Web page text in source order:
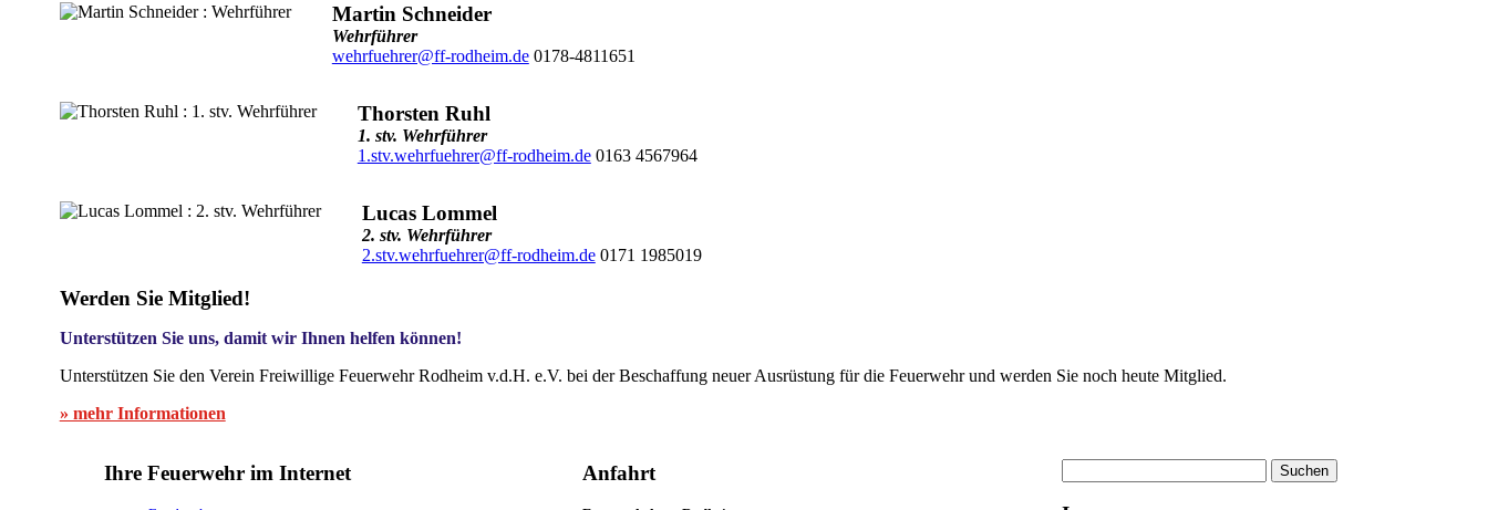
Martin Schneider
Wehrführer
wehrfuehrer@ff-rodheim.de0178-4811651
Thorsten Ruhl
1. stv. Wehrführer
1.stv.wehrfuehrer@ff-rodheim.de0163 4567964
Lucas Lommel
2. stv. Wehrführer
2.stv.wehrfuehrer@ff-rodheim.de0171 1985019
Werden Sie Mitglied!
Unterstützen Sie uns, damit wir Ihnen helfen können!
Unterstützen Sie den Verein Freiwillige Feuerwehr Rodheim v.d.H. e.V. bei der Beschaffung neuer Ausrüstung für die Feuerwehr und werden Sie noch heute Mitglied.
» mehr Informationen
Ihre Feuerwehr im Internet Anfahrt
nach: